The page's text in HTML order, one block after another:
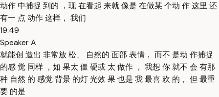
动作 中捕捉 到的 ，现 在看起 来就 像是 在做某 个动 作 这里 还
有一 点 动作 这样， 我们
19:49
Speaker A
就能创 造出 非常放 松、 自然的 面部 表情， 而不 是动 作捕捉
的感 觉 同样 ，如 果太 僵 硬或 太 做作 ， 我想 你 就不 会 有那
种 自然 的 感觉 背景 的灯 光效 果 也是 我 最喜 欢 的， 但 最重
要 的是